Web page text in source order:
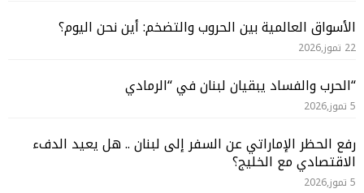
الأسواق العالمية بين الحروب والتضخم: أين نحن اليوم؟
22 تموز,2026
“الحرب والفساد يبقيان لبنان في “الرمادي
5 تموز,2026
رفع الحظر الإماراتي عن السفر إلى لبنان .. هل يعيد الدفء
الاقتصادي مع الخليج؟
5 تموز,2026